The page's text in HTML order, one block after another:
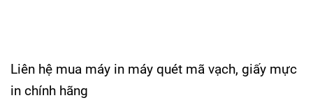
Liên hệ mua máy in máy quét mã vạch, giấy mực
in chính hãng